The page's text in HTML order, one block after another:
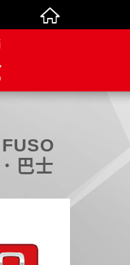
巴士